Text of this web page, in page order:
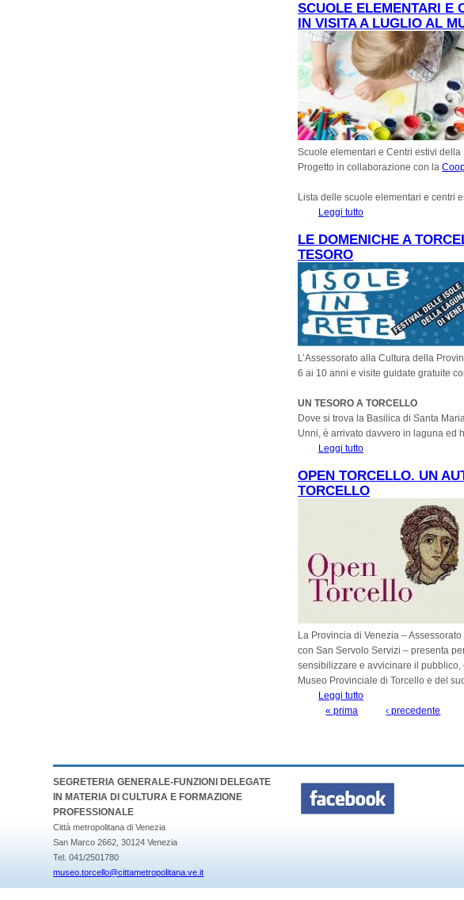
SCUOLE ELEMENTARI E
IN VISITA A LUGLIO AL
Scuole elementari e Centri estivi
Progetto in collaborazione con la
Lista delle scuole elementari e centri
Leggi tutto
LE DOMENICHE A
TESORO
L’Assessorato alla Cultura della
6 ai 10 anni e visite guidate gratuite
UN TESORO A TORCELLO
Dove si trova la Basilica di Santa
Unni, è arrivato davvero in laguna ed
Leggi tutto
OPEN TORCELLO. UN
TORCELLO
La Provincia di Venezia –
con San Servolo Servizi – presenta
sensibilizzare e avvicinare il
Museo Provinciale di Torcello e del
Leggi tutto
« prima ‹ precedente
SEGRETERIA GENERALE-FUNZIONI DELEGATE
IN MATERIA DI CULTURA E FORMAZIONE
PROFESSIONALE
Città metropolitana di Venezia
San Marco 2662, 30124 Venezia
Tel. 041/2501780
museo.torcello@cittametropolitana.ve.it